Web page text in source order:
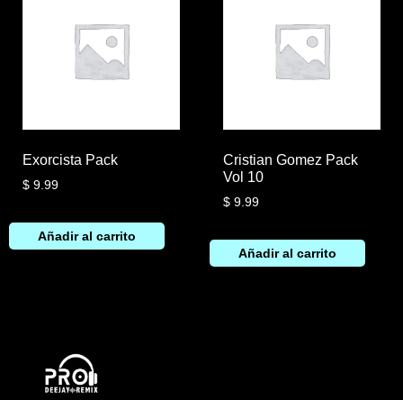
Exorcista Pack
$ 9.99
Añadir al carrito
Cristian Gomez Pack
Vol 10
$9.99
Añadir al carrito